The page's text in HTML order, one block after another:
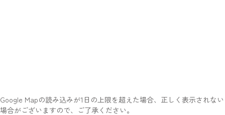
Google Mapの読み込みが1日の上限を超えた場合、正しく表示されない
場合がございますので、ご了承ください。